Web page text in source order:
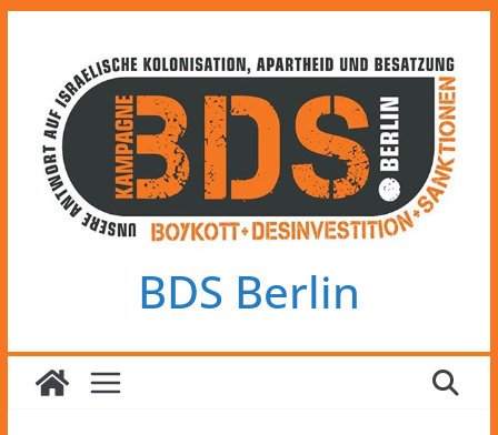
springen
BDS Berlin